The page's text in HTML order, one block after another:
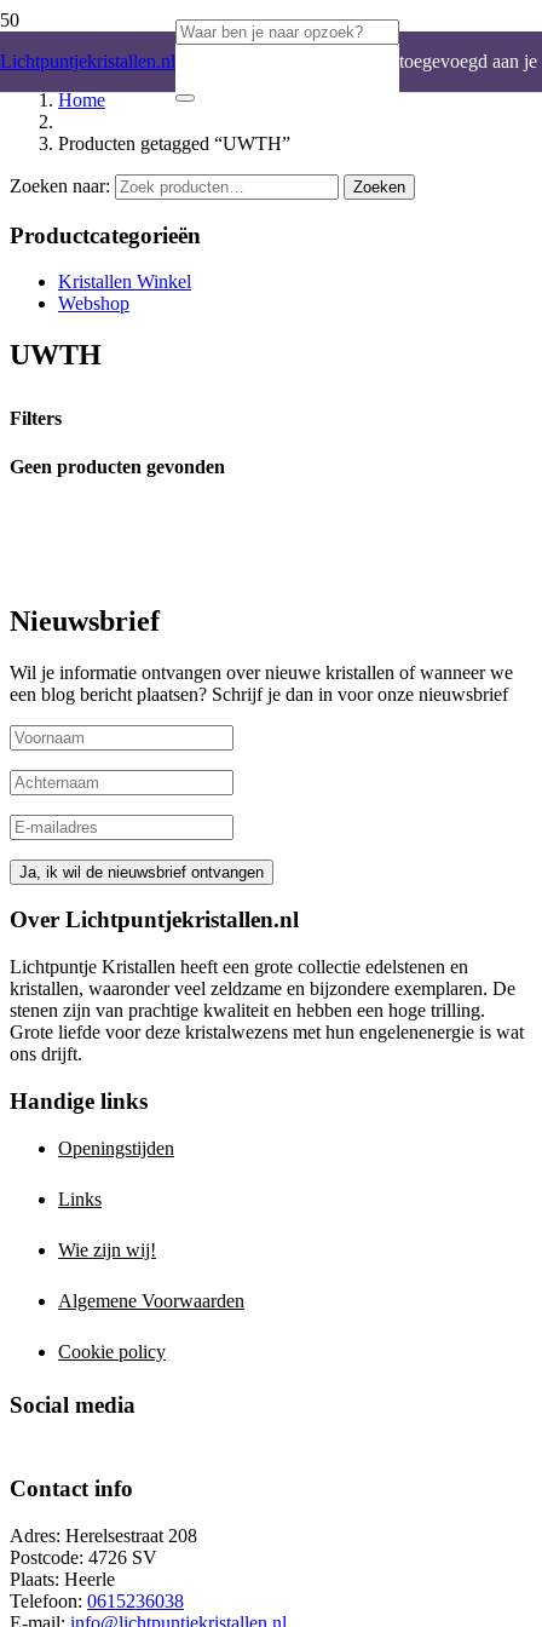
Lichtpuntjekristallen.nl toegevoegd aan je
Home
Producten getagged “UWTH”
Zoeken naar: Zoeken
Productcategorieën
Kristallen Winkel
Webshop
UWTH
Filters
Geen producten gevonden
Nieuwsbrief
Wil je informatie ontvangen over nieuwe kristallen of wanneer we
een blog bericht plaatsen? Schrijf je dan in voor onze nieuwsbrief
Over Lichtpuntjekristallen.nl
Lichtpuntje Kristallen heeft een grote collectie edelstenen en
kristallen, waaronder veel zeldzame en bijzondere exemplaren. De
stenen zijn van prachtige kwaliteit en hebben een hoge trilling.
Grote liefde voor deze kristalwezens met hun engelenenergie is wat
ons drijft.
Handige links
Openingstijden
Links
Wie zijn wij!
Algemene Voorwaarden
Cookie policy
Social media
Contact info
Adres: Herelsestraat 208
Postcode: 4726 SV
Plaats: Heerle
Telefoon: 0615236038
E-mail: info@lichtpuntjekristallen.nl